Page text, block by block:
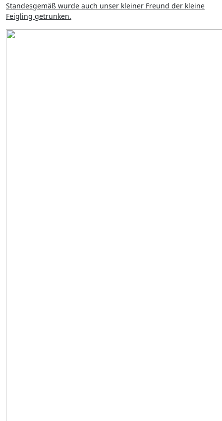
Standesgemäß wurde auch unser kleiner Freund der kleine
Feigling getrunken.